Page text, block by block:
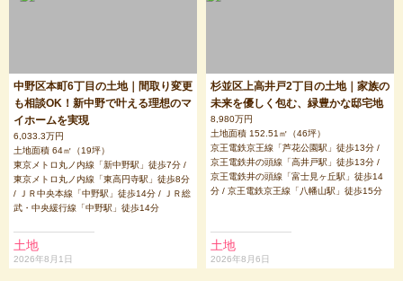
中野区本町6丁目の土地｜間取り変更
も相談OK！新中野で叶える理想のマ
イホームを実現
6,033.3万円
土地面積 64㎡（19坪）
東京メトロ丸ノ内線「新中野駅」徒歩7分 /
東京メトロ丸ノ内線「東高円寺駅」徒歩8分
/ ＪＲ中央本線「中野駅」徒歩14分 / ＪＲ総
武・中央緩行線「中野駅」徒歩14分
土地
2026年8月1日
杉並区上高井戸2丁目の土地｜家族の
未来を優しく包む、緑豊かな邸宅地
8,980万円
土地面積 152.51㎡（46坪）
京王電鉄京王線「芦花公園駅」徒歩13分 /
京王電鉄井の頭線「高井戸駅」徒歩13分 /
京王電鉄井の頭線「富士見ヶ丘駅」徒歩14
分 / 京王電鉄京王線「八幡山駅」徒歩15分
土地
2026年8月6日